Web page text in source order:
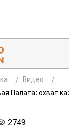
Видео
Палата: охват
2749